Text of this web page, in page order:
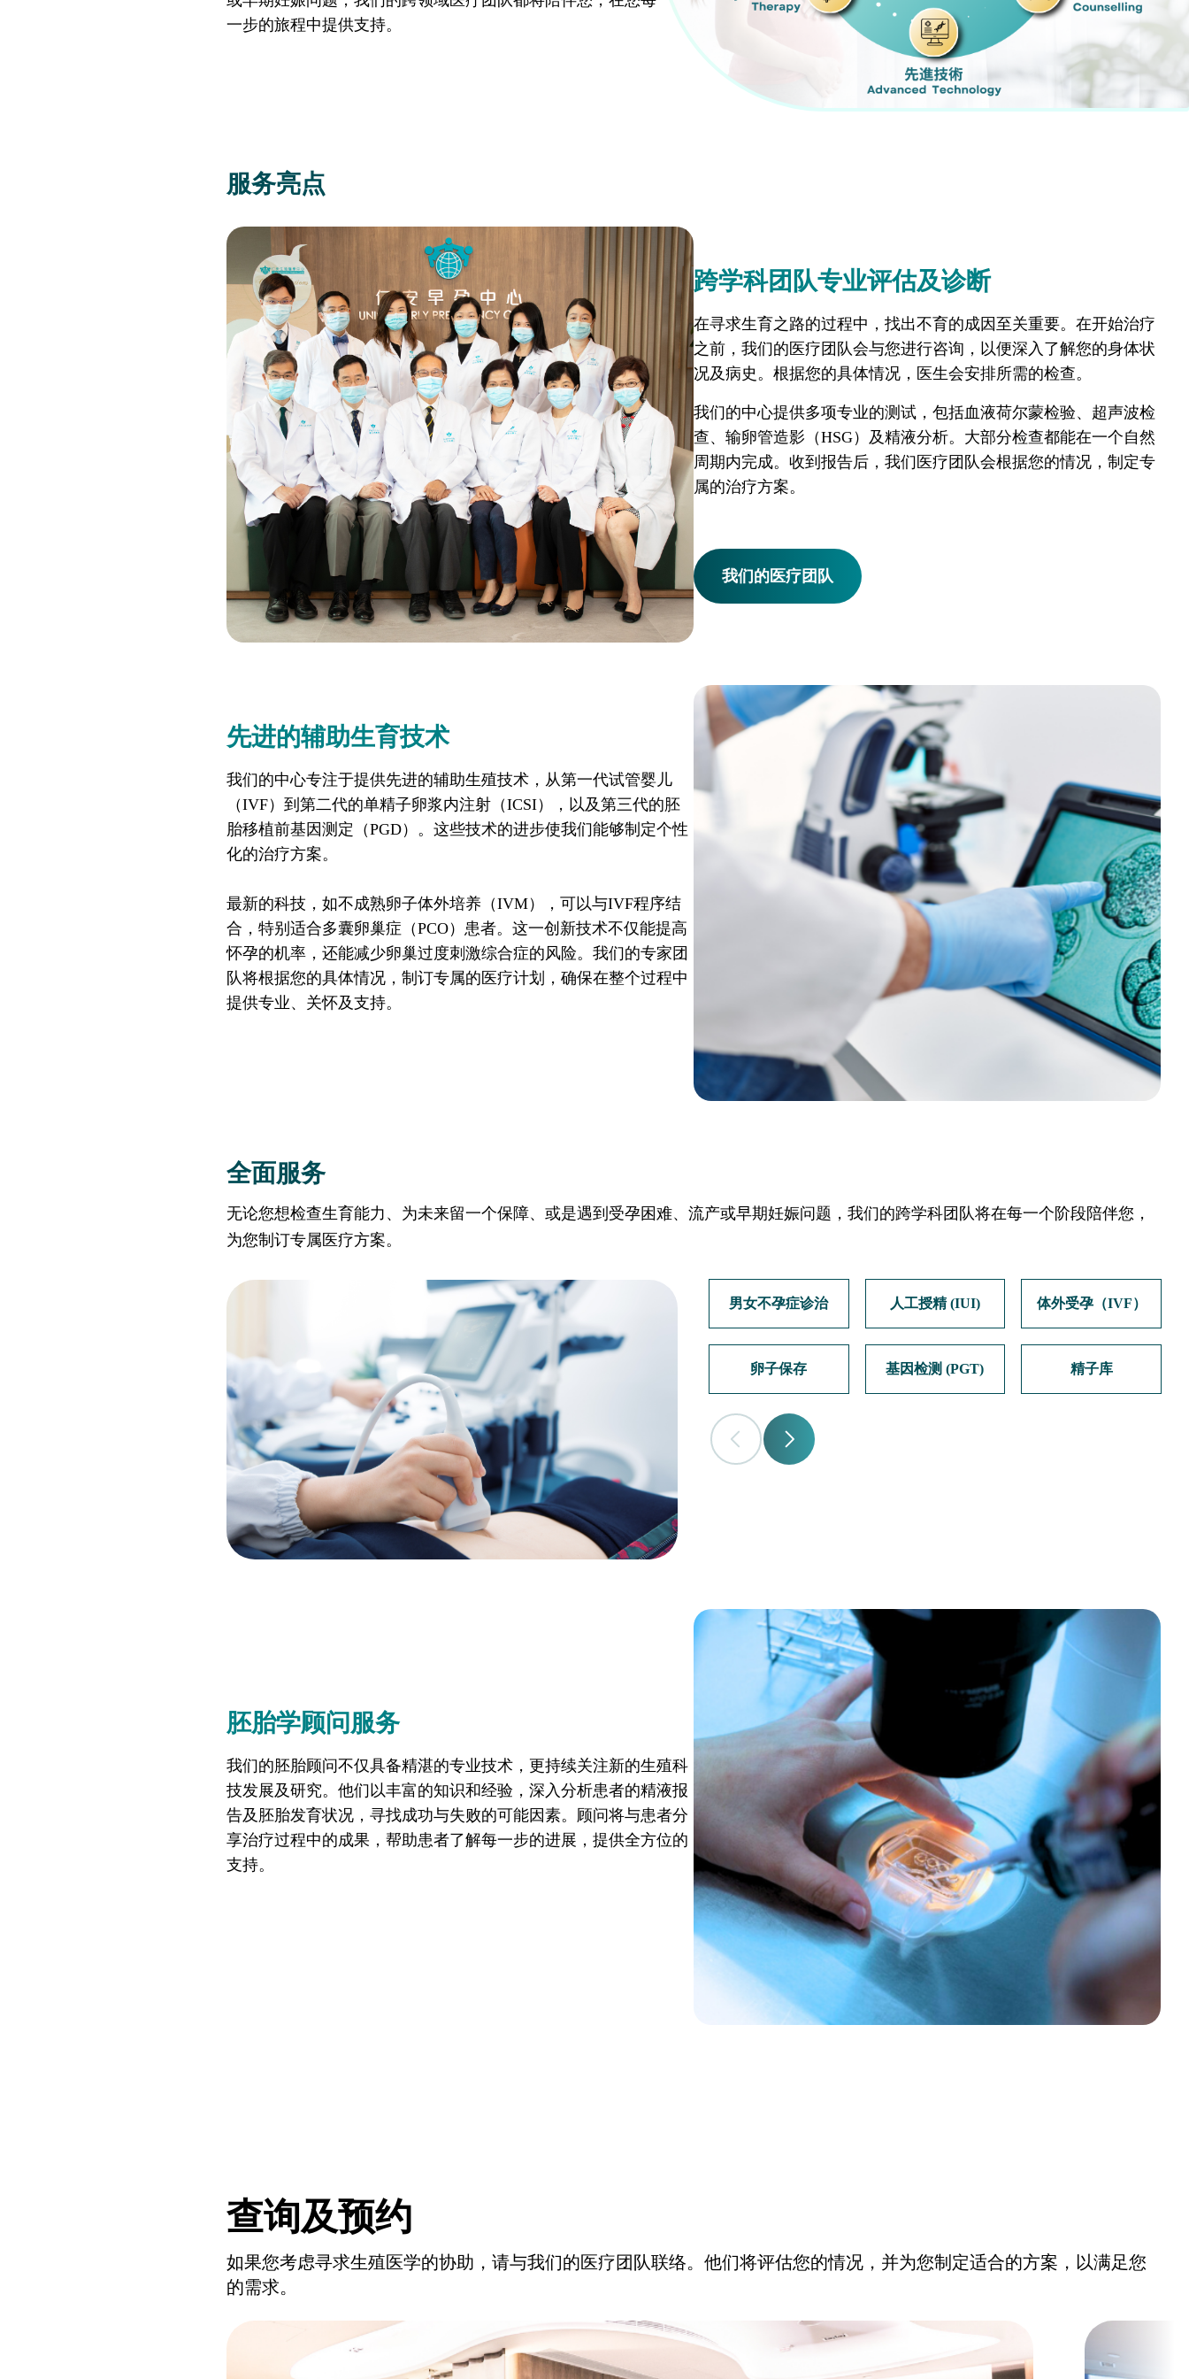
一步的旅程中提供支持。
服务亮点
跨学科团队专业评估及诊断
在寻求生育之路的过程中，找出不育的成因至关重要。在开始治疗
之前，我们的医疗团队会与您进行咨询，以便深入了解您的身体状
况及病史。根据您的具体情况，医生会安排所需的检查。
我们的中心提供多项专业的测试，包括血液荷尔蒙检验、超声波检
查、输卵管造影（HSG）及精液分析。大部分检查都能在一个自然
周期内完成。收到报告后，我们医疗团队会根据您的情况，制定专
属的治疗方案。
我们的医疗团队
先进的辅助生育技术
我们的中心专注于提供先进的辅助生殖技术，从第一代试管婴儿
（IVF）到第二代的单精子卵浆内注射（ICSI），以及第三代的胚
胎移植前基因测定（PGD）。这些技术的进步使我们能够制定个性
化的治疗方案。
最新的科技，如不成熟卵子体外培养（IVM），可以与IVF程序结
合，特别适合多囊卵巢症（PCO）患者。这一创新技术不仅能提高
怀孕的机率，还能减少卵巢过度刺激综合症的风险。我们的专家团
队将根据您的具体情况，制订专属的医疗计划，确保在整个过程中
提供专业、关怀及支持。
全面服务
无论您想检查生育能力、为未来留一个保障、或是遇到受孕困难、流产或早期妊娠问题，我们的跨学科团队将在每一个阶段陪伴您，
为您制订专属医疗方案。
男女不孕症诊治 人工授精 (IUI) 体外受孕（IVF）
卵子保存 基因检测 (PGT) 精子库
胚胎学顾问服务
我们的胚胎顾问不仅具备精湛的专业技术，更持续关注新的生殖科
技发展及研究。他们以丰富的知识和经验，深入分析患者的精液报
告及胚胎发育状况，寻找成功与失败的可能因素。顾问将与患者分
享治疗过程中的成果，帮助患者了解每一步的进展，提供全方位的
支持。
查询及预约
如果您考虑寻求生殖医学的协助，请与我们的医疗团队联络。他们将评估您的情况，并为您制定适合的方案，以满足您
的需求。